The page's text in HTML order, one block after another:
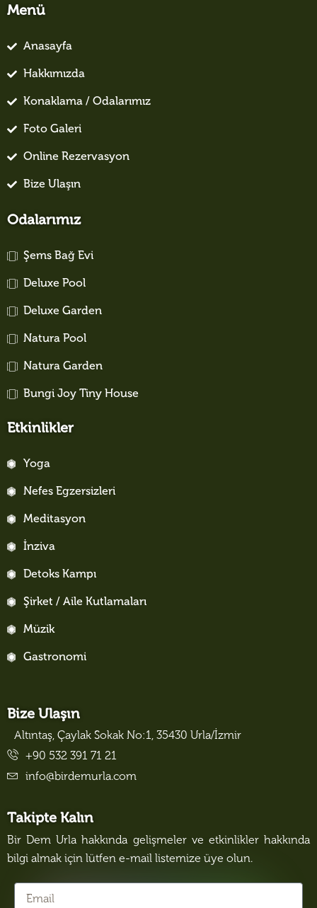
Menü
Anasayfa
Hakkımızda
Konaklama / Odalarımız
Foto Galeri
Online Rezervasyon
Bize Ulaşın
Odalarımız
Şems Bağ Evi
Deluxe Pool
Deluxe Garden
Natura Pool
Natura Garden
Bungi Joy Tiny House
Etkinlikler
Yoga
Nefes Egzersizleri
Meditasyon
İnziva
Detoks Kampı
Şirket / Aile Kutlamaları
Müzik
Gastronomi
Bize Ulaşın
Altıntaş, Çaylak Sokak No:1, 35430 Urla/İzmir
+90 532 391 71 21
info@birdemurla.com
Takipte Kalın
Bir Dem Urla hakkında gelişmeler ve etkinlikler hakkında
bilgi almak için lütfen e-mail listemize üye olun.